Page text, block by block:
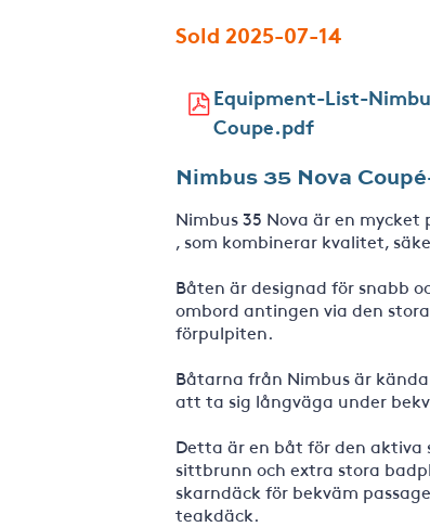
Sold 2025-07-14
Equipment-List-
Coupe.pdf
Nimbus 35 Nova
Nimbus 35 Nova är en
, som kombinerar kvalitet,
Båten är designad för snabb
ombord antingen via den
förpulpiten.
Båtarna från Nimbus är
att ta sig långväga under
Detta är en båt för den aktiva
sittbrunn och extra stora
skarndäck för bekväm
teakdäck.